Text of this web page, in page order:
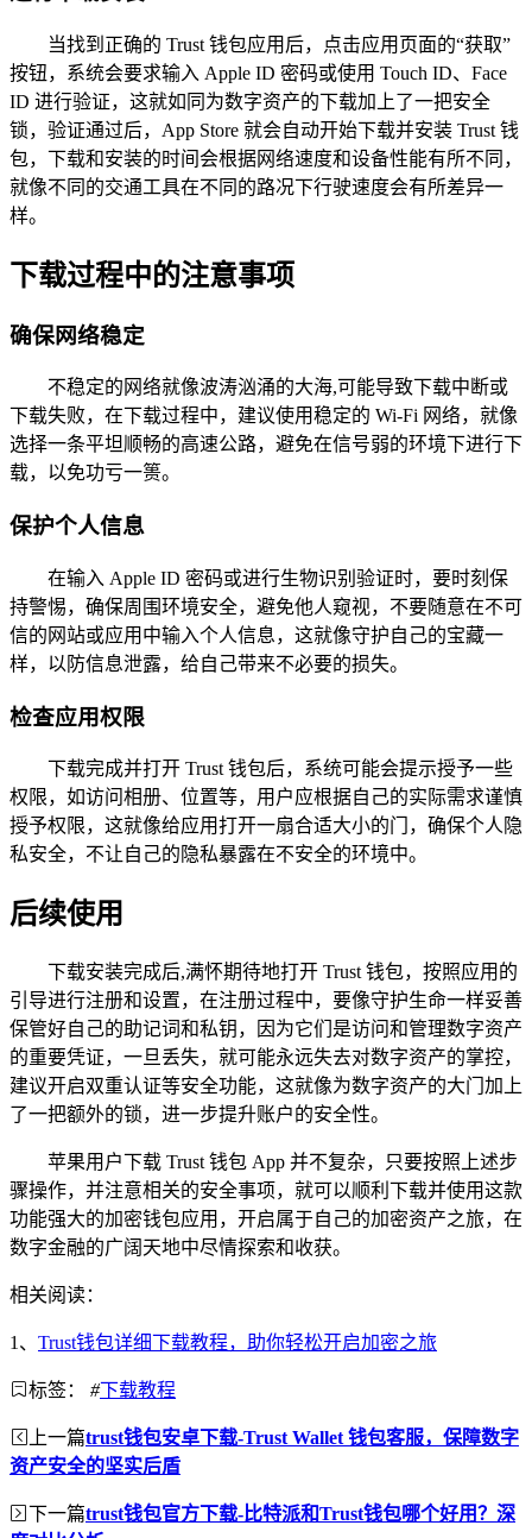
当找到正确的 Trust 钱包应用后，点击应用页面的“获取”
按钮，系统会要求输入 Apple ID 密码或使用 Touch ID、Face
ID 进行验证，这就如同为数字资产的下载加上了一把安全
锁，验证通过后，App Store 就会自动开始下载并安装 Trust 钱
包，下载和安装的时间会根据网络速度和设备性能有所不同，
就像不同的交通工具在不同的路况下行驶速度会有所差异一
样。
下载过程中的注意事项
确保网络稳定
不稳定的网络就像波涛汹涌的大海,可能导致下载中断或
下载失败，在下载过程中，建议使用稳定的 Wi-Fi 网络，就像
选择一条平坦顺畅的高速公路，避免在信号弱的环境下进行下
载，以免功亏一篑。
保护个人信息
在输入 Apple ID 密码或进行生物识别验证时，要时刻保
持警惕，确保周围环境安全，避免他人窥视，不要随意在不可
信的网站或应用中输入个人信息，这就像守护自己的宝藏一
样，以防信息泄露，给自己带来不必要的损失。
检查应用权限
下载完成并打开 Trust 钱包后，系统可能会提示授予一些
权限，如访问相册、位置等，用户应根据自己的实际需求谨慎
授予权限，这就像给应用打开一扇合适大小的门，确保个人隐
私安全，不让自己的隐私暴露在不安全的环境中。
后续使用
下载安装完成后,满怀期待地打开 Trust 钱包，按照应用的
引导进行注册和设置，在注册过程中，要像守护生命一样妥善
保管好自己的助记词和私钥，因为它们是访问和管理数字资产
的重要凭证，一旦丢失，就可能永远失去对数字资产的掌控，
建议开启双重认证等安全功能，这就像为数字资产的大门加上
了一把额外的锁，进一步提升账户的安全性。
苹果用户下载 Trust 钱包 App 并不复杂，只要按照上述步
骤操作，并注意相关的安全事项，就可以顺利下载并使用这款
功能强大的加密钱包应用，开启属于自己的加密资产之旅，在
数字金融的广阔天地中尽情探索和收获。
相关阅读：
1、 Trust钱包详细下载教程，助你轻松开启加密之旅
标签： #下载教程
上一篇trust钱包安卓下载-Trust Wallet 钱包客服，保障数字
资产安全的坚实后盾
下一篇trust钱包官方下载-比特派和Trust钱包哪个好用？深